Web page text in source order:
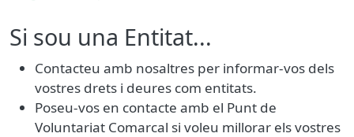
Si sou una Entitat...
Contacteu amb nosaltres per informar-vos dels
vostres drets i deures com entitats.
Poseu-vos en contacte amb el Punt de
Voluntariat Comarcal si voleu millorar els vostres